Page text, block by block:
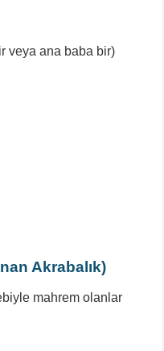
veya ana baba bir)
Akrabalık)
mahrem olanlar